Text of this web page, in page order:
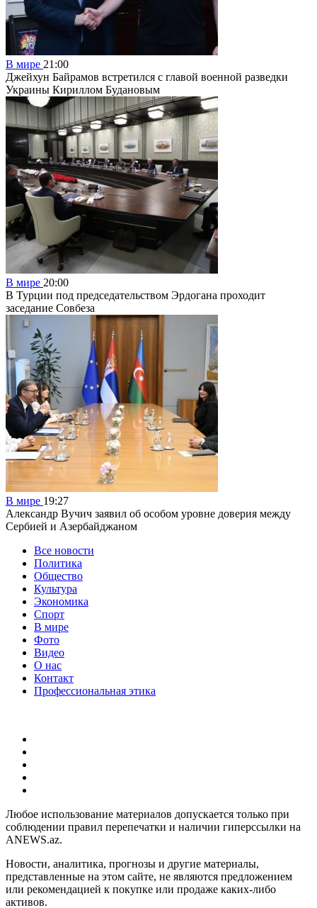
В мире 21:00
Джейхун Байрамов встретился с главой военной разведки
Украины Кириллом Будановым
В мире 20:00
В Турции под председательством Эрдогана проходит
заседание Совбеза
В мире 19:27
Александр Вучич заявил об особом уровне доверия между
Сербией и Азербайджаном
Все новости
Политика
Общество
Культура
Экономика
Спорт
В мире
Фото
Видео
О нас
Контакт
Профессиональная этика
Любое использование материалов допускается только при
соблюдении правил перепечатки и наличии гиперссылки на
ANEWS.az.
Новости, аналитика, прогнозы и другие материалы,
представленные на этом сайте, не являются предложением
или рекомендацией к покупке или продаже каких-либо
активов.